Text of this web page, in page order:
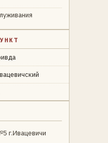
г.Ивацевичи